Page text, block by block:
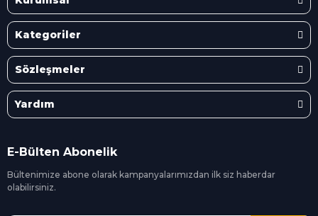
Kategoriler
Sözleşmeler
Yardım
E-Bülten Abonelik
Bültenimize abone olarak kampanyalarımızdan ilk siz haberdar
olabilirsiniz.